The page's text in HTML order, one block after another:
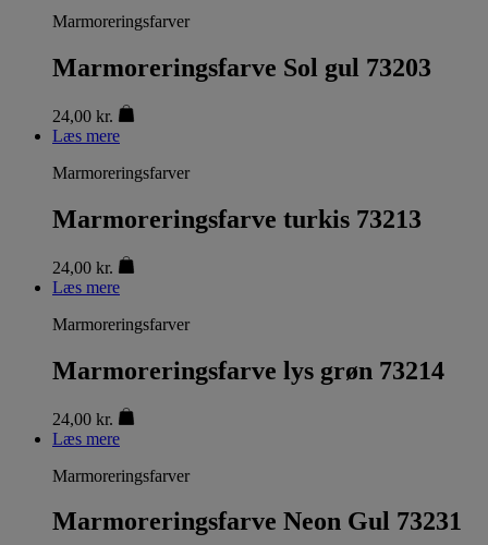
Marmoreringsfarver
Marmoreringsfarve Sol gul 73203
24,00 kr.
Læs mere
Marmoreringsfarver
Marmoreringsfarve turkis 73213
24,00 kr.
Læs mere
Marmoreringsfarver
Marmoreringsfarve lys grøn 73214
24,00 kr.
Læs mere
Marmoreringsfarver
Marmoreringsfarve Neon Gul 73231